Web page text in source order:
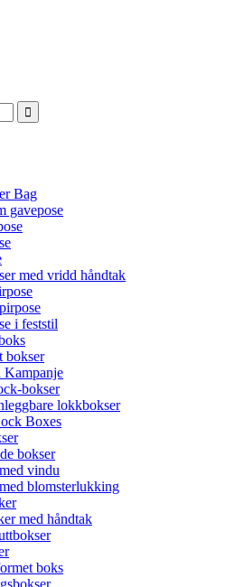
Bag
gavepose
med vridd håndtak
i feststil
bokser
bokser
lokkbokser
Boxes
bokser
vindu
blomsterlukking
med håndtak
boks